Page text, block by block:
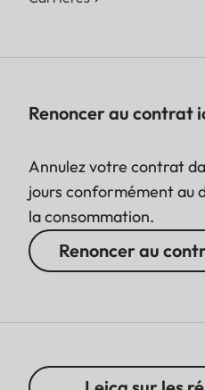
Renoncer au contrat
Annulez votre contrat
jours conformément au
la consommation.
Renoncer au